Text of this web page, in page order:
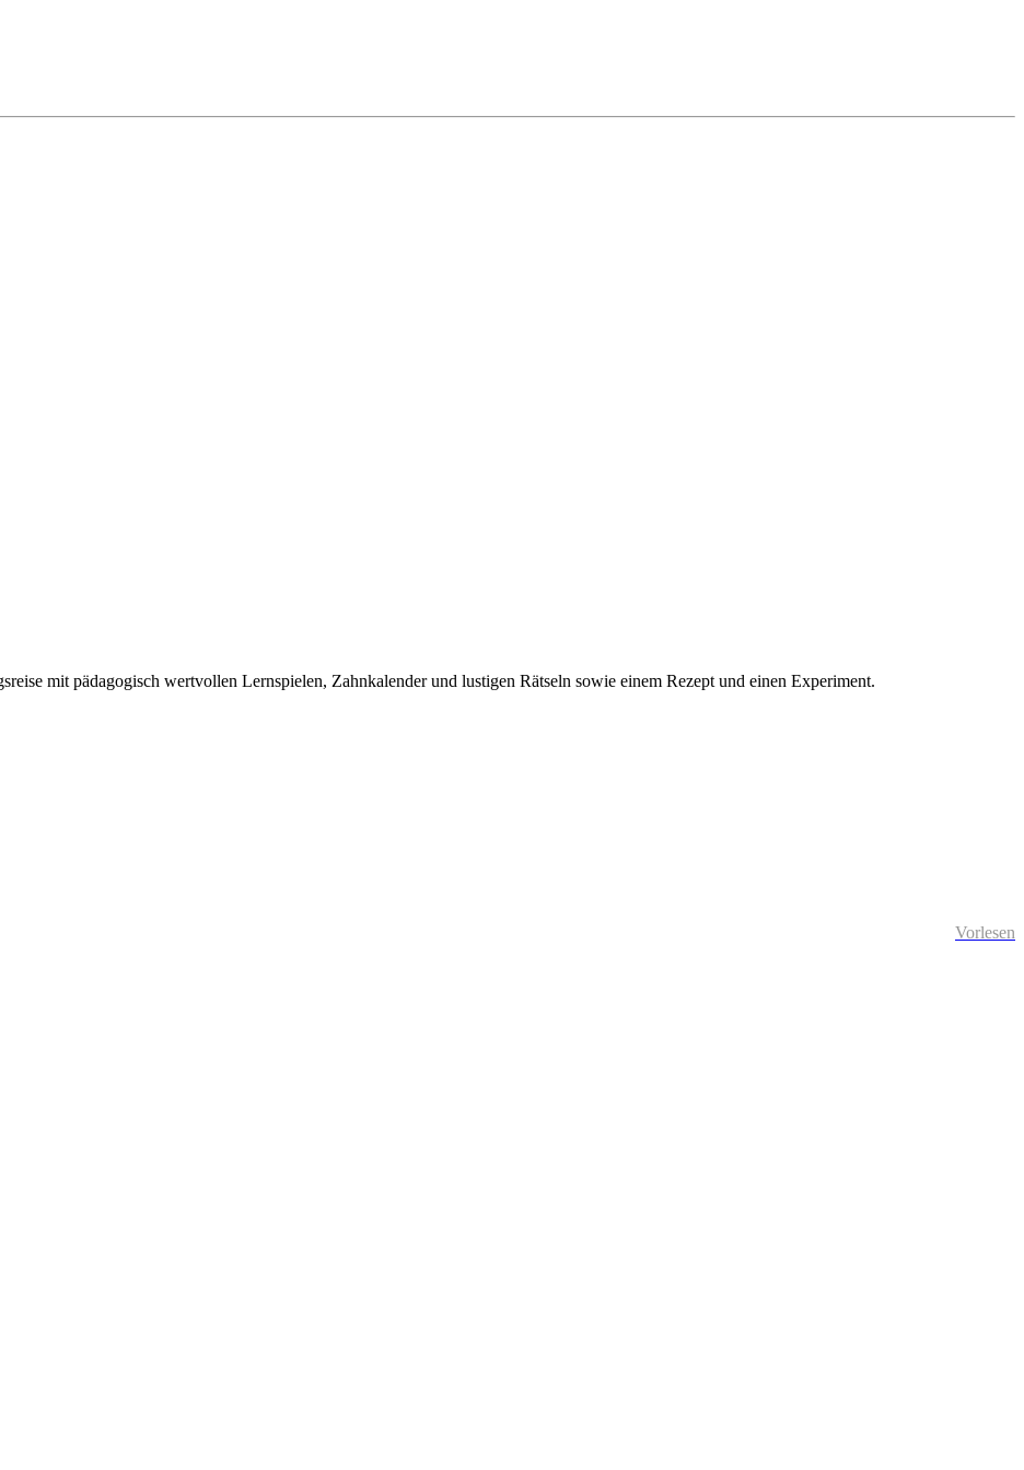
mit pädagogisch wertvollen Lernspielen, Zahnkalender und lustigen Rätseln sowie einem Rezept und einen Experiment.
Vorlesen